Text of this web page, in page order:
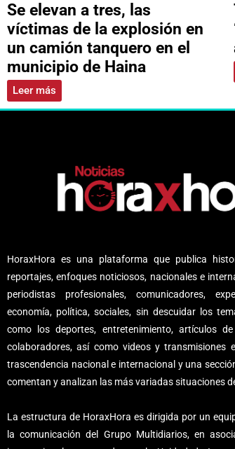
Se elevan a tres, las
víctimas de la explosión en
un camión tanquero en el
municipio de Haina
Leer más
HoraxHora es una plataforma que publica
reportajes, enfoques noticiosos, nacionales e
periodistas profesionales, comunicadores,
economía, política, sociales, sin descuidar los
como los deportes, entretenimiento, artículos
colaboradores, así como videos y transmisiones
trascendencia nacional e internacional y una
comentan y analizan las más variadas situaciones
La estructura de HoraxHora es dirigida por un
la comunicación del Grupo Multidiarios, en